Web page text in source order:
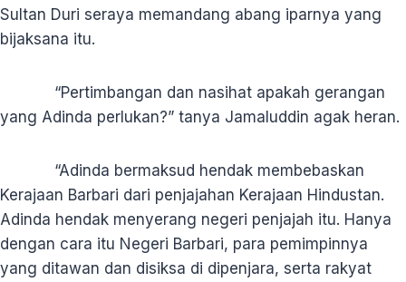
Sultan Duri seraya memandang abang iparnya yang
bijaksana itu.
“Pertimbangan dan nasihat apakah gerangan
yang Adinda perlukan?” tanya Jamaluddin agak heran.
“Adinda bermaksud hendak membebaskan
Kerajaan Barbari dari penjajahan Kerajaan Hindustan.
Adinda hendak menyerang negeri penjajah itu. Hanya
dengan cara itu Negeri Barbari, para pemimpinnya
yang ditawan dan disiksa di dipenjara, serta rakyat